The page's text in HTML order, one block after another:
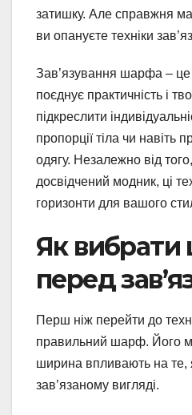
затишку. Але справжня
ви опануєте техніки
Зав’язування шарфа – це
поєднує практичність і
підкреслити
пропорції тіла чи навіть
одягу. Незалежно від
досвідчений модник, ці
горизонти для вашого
Як
перед
Перш ніж перейти до
правильний шарф. Його
ширина впливають на те,
зав’язаному вигляді.